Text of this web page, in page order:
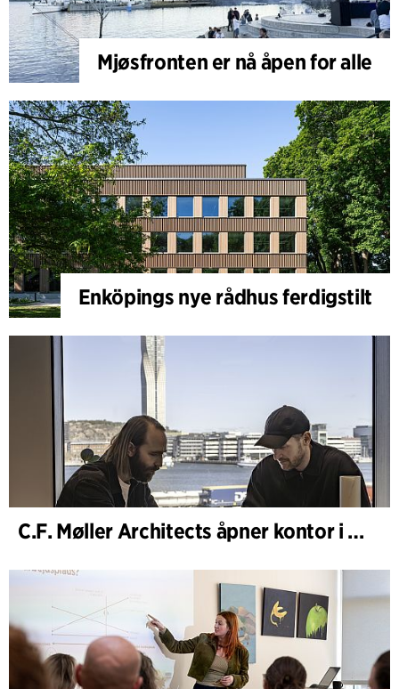
Mjøsfronten er nå åpen for alle
Enköpings nye rådhus ferdigstilt
C.F. Møller Architects åpner kontor i Göteborg